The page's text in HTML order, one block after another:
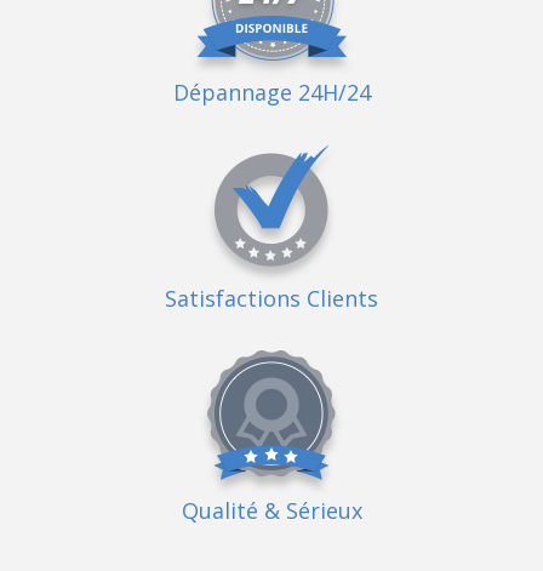
Dépannage 24H/24
Satisfactions Clients
Qualité & Sérieux